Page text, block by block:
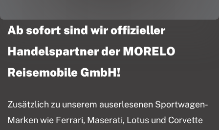
Ab sofort sind wir offizieller
Handelspartner der MORELO
Reisemobile GmbH!
Zusätzlich zu unserem auserlesenen Sportwagen-
Marken wie Ferrari, Maserati, Lotus und Corvette